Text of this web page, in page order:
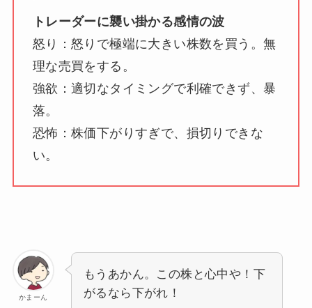
トレーダーに襲い掛かる感情の波
怒り：怒りで極端に大きい株数を買う。無
理な売買をする。
強欲：適切なタイミングで利確できず、暴
落。
恐怖：株価下がりすぎで、損切りできな
い。
かまーん
もうあかん。この株と心中や！下
がるなら下がれ！